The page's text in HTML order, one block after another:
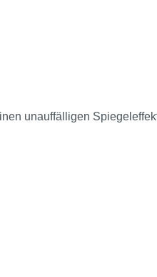
unauffälligen